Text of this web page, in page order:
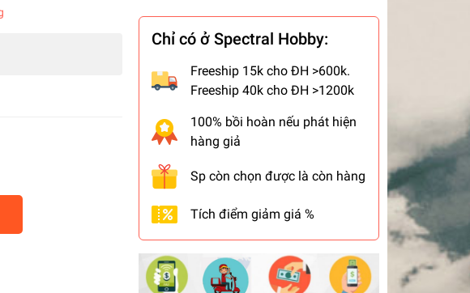
Chỉ có ở Spectral Hobby:
Freeship 15k cho ĐH >600k.
Freeship 40k cho ĐH >1200k
100% bồi hoàn nếu phát hiện
hàng giả
Sp còn chọn được là còn hàng
Tích điểm giảm giá %